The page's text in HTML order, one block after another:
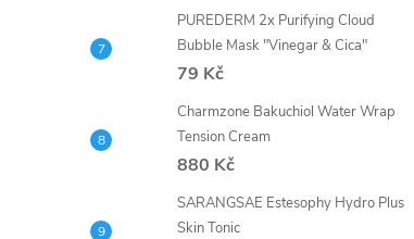
PUREDERM 2x Purifying Cloud
Bubble Mask "Vinegar & Cica"
79 Kč
Charmzone Bakuchiol Water Wrap
Tension Cream
880 Kč
SARANGSAE Estesophy Hydro Plus
Skin Tonic